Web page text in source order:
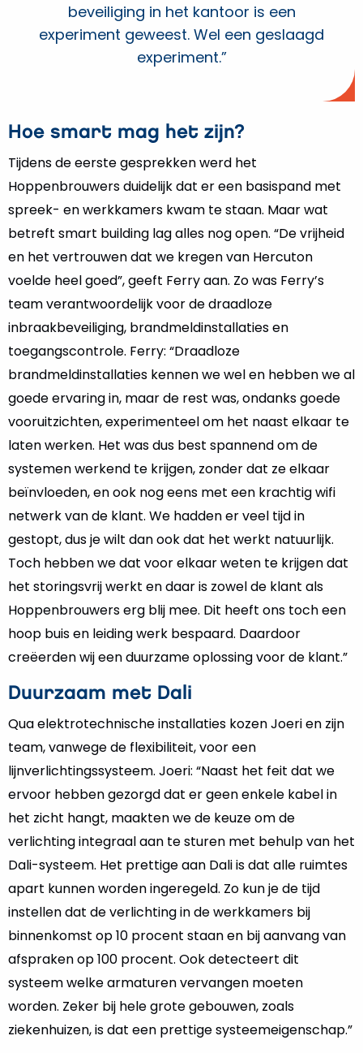
beveiliging in het kantoor is een
experiment geweest. Wel een geslaagd
experiment.”
Hoe smart mag het zijn?
Tijdens de eerste gesprekken werd het
Hoppenbrouwers duidelijk dat er een basispand met
spreek- en werkkamers kwam te staan. Maar wat
betreft smart building lag alles nog open. “De vrijheid
en het vertrouwen dat we kregen van Hercuton
voelde heel goed”, geeft Ferry aan. Zo was Ferry’s
team verantwoordelijk voor de draadloze
inbraakbeveiliging, brandmeldinstallaties en
toegangscontrole. Ferry: “Draadloze
brandmeldinstallaties kennen we wel en hebben we al
goede ervaring in, maar de rest was, ondanks goede
vooruitzichten, experimenteel om het naast elkaar te
laten werken. Het was dus best spannend om de
systemen werkend te krijgen, zonder dat ze elkaar
beïnvloeden, en ook nog eens met een krachtig wifi
netwerk van de klant. We hadden er veel tijd in
gestopt, dus je wilt dan ook dat het werkt natuurlijk.
Toch hebben we dat voor elkaar weten te krijgen dat
het storingsvrij werkt en daar is zowel de klant als
Hoppenbrouwers erg blij mee. Dit heeft ons toch een
hoop buis en leiding werk bespaard. Daardoor
creëerden wij een duurzame oplossing voor de klant.”
Duurzaam met Dali
Qua elektrotechnische installaties kozen Joeri en zijn
team, vanwege de flexibiliteit, voor een
lijnverlichtingssysteem. Joeri: “Naast het feit dat we
ervoor hebben gezorgd dat er geen enkele kabel in
het zicht hangt, maakten we de keuze om de
verlichting integraal aan te sturen met behulp van het
Dali-systeem. Het prettige aan Dali is dat alle ruimtes
apart kunnen worden ingeregeld. Zo kun je de tijd
instellen dat de verlichting in de werkkamers bij
binnenkomst op 10 procent staan en bij aanvang van
afspraken op 100 procent. Ook detecteert dit
systeem welke armaturen vervangen moeten
worden. Zeker bij hele grote gebouwen, zoals
ziekenhuizen, is dat een prettige systeemeigenschap.”